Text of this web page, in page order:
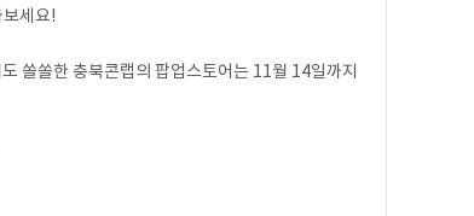
세요!
쏠쏠한 충북콘랩의 팝업스토어는 11월 14일까지